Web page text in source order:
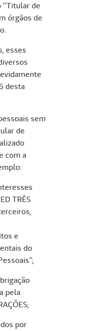
“Titular de
órgãos de
esses
desta
sem
de
com a
TRÊS
e
do
pela
por